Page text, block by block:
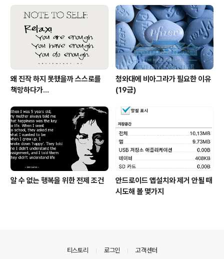
왜 진작 하지 못했을까 스스로를
책망하다가...
청와대에 비아그라가 필요한 이유
(19금)
알 수 없는 행복을 위한 전제 조건
안드로이드 앱설치와 제거 안될 때
시도해 볼 몇가지
티스토리 로그인 고객센터